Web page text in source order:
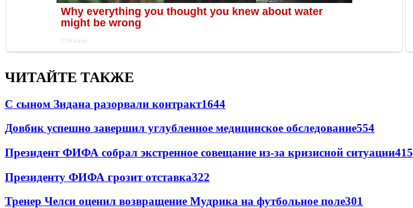
ЧИТАЙТЕ ТАКЖЕ
С сыном Зидана разорвали контракт1644
Довбик успешно завершил углубленное медицинское обследование554
Президент ФИФА собрал экстренное совещание из-за кризисной ситуации415
Президенту ФИФА грозит отставка322
Тренер Челси оценил возвращение Мудрика на футбольное поле301